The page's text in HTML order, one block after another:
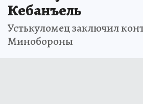
Кебанъель
Устькуломец заключил
Минобороны